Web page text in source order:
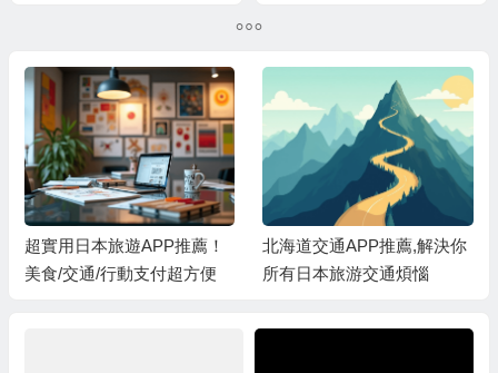
商品嘛？
北海道交通APP推薦,解決你
所有日本旅游交通煩惱
【2019立山黑部開山】立山
黑部全攻略：交通、行程、
線，用JR中部周遊券暢遊北